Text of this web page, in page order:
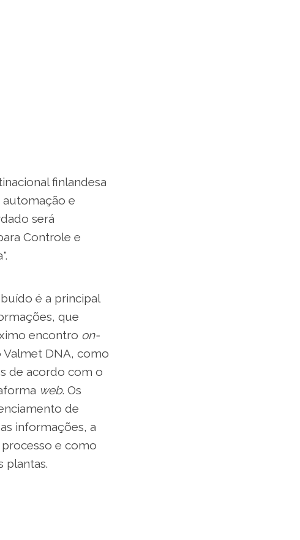
finlandesa
automação e
será
Controle e
é a principal
que
encontro on-
DNA, como
de acordo com o
web. Os
de
informações, a
e como
plantas.